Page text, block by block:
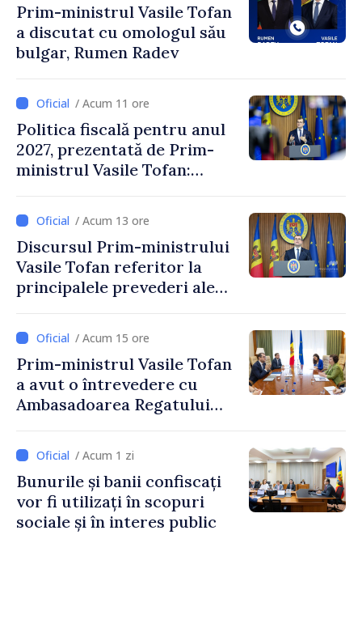
Prim-ministrul Vasile Tofan
a discutat cu omologul său
bulgar, Rumen Radev
/ Acum 11 ore
Politica fiscală pentru anul
2027, prezentată de Prim-
ministrul Vasile Tofan:
stimularea investițiilor și o
taxare mai echitabilă
/ Acum 13 ore
Discursul Prim-ministrului
Vasile Tofan referitor la
principalele prevederi ale
2027
/ Acum 15 ore
Prim-ministrul Vasile Tofan
a avut o întrevedere cu
Ambasadoarea Regatului
Irlandei de Nord, Fern
Horine / Acum 1 zi
Bunurile și banii confiscați
vor fi utilizați în scopuri
sociale și în interes public